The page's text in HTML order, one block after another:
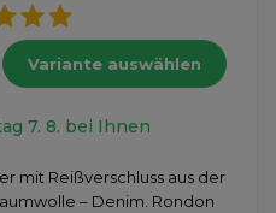
Variante auswählen
7. 8. bei Ihnen
mit Reißverschluss aus der
– Denim. Rondon